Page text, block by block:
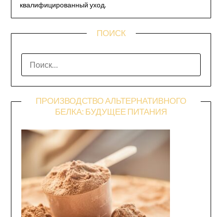
квалифицированный уход.
ПОИСК
ПРОИЗВОДСТВО АЛЬТЕРНАТИВНОГО
БЕЛКА: БУДУЩЕЕ ПИТАНИЯ